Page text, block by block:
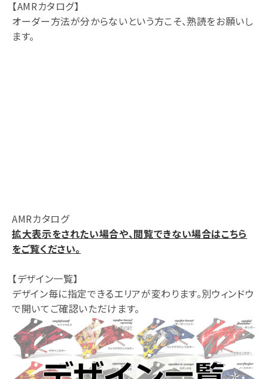
【AMRカタログ】
オーダー方法が分からないという方こそ、熟読をお願いし
ます。
AMRカタログ
拡大表示をされたい場合や、閲覧できない場合はこちら
をご覧ください。
【デザイン一覧】
デザイン毎に指定できるエリアが変わります。別ウィンドウ
で開いてご確認いただけます。